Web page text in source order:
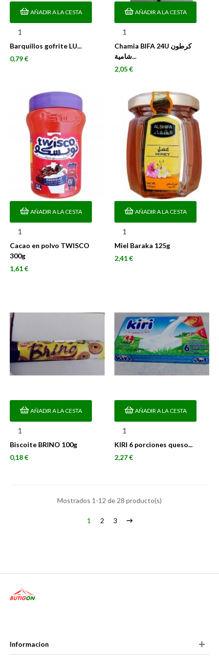
AÑADIR A LA CESTA
Barquillos gofrite LU...
Precio
0,79 €
AÑADIR A LA CESTA
Chamia BIFA 24U كرطون
شامية...
Precio
2,05 €
AÑADIR A LA CESTA
Cacao en polvo TWISCO
300g
Precio
1,61 €
AÑADIR A LA CESTA
Miel Baraka 125g
Precio
2,41 €
AÑADIR A LA CESTA
Biscoite BRINO 100g
Precio
0,18 €
AÑADIR A LA CESTA
KIRI 6 porciones queso...
Precio
2,27 €
Mostrados 1-12 de 28 producto(s)
1 2 3
Informacion